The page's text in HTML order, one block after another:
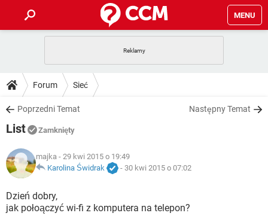
MENU
GRY
SPOTIFY
INSTAGRAM
WINDOWS 10
PORADY
PlayStation
INSTAGRAM
WINDOWS 10
DO POBRANIA
ANDROID
GRY
IOS NETFLIX
INSTAGRAM
WINDOWS 10
FORUM
COVID-19
GRY
SPOTIFY
ARTYKUŁY
COVID-19
GRY WHATSAPP
Forum Sieć
Poprzedni Temat Następny Temat
List Zamknięty
majka - 29 kwi 2015 o 19:49
Karolina Świdrak
- 30 kwi 2015 o 07:02
Dzień dobry,
jak połoączyć wi-fi z komputera na telepon?